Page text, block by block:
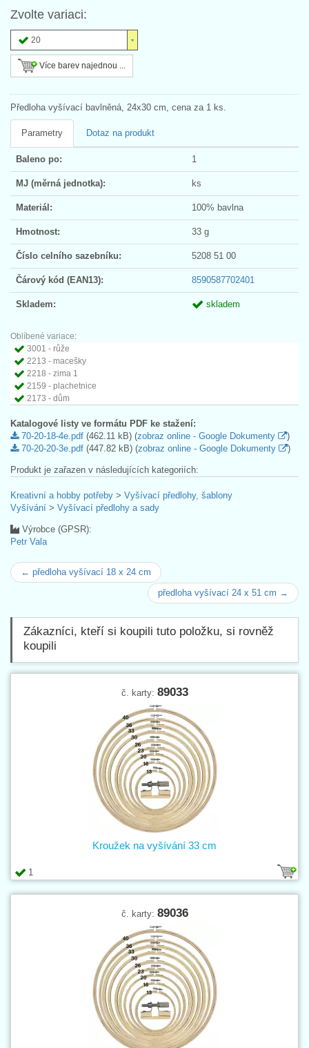
Zvolte variaci:
20
Více barev najednou ...
Předloha vyšívací bavlněná, 24x30 cm, cena za 1 ks.
Parametry Dotaz na produkt
Baleno po: 1
MJ (měrná jednotka): ks
Materiál: 100% bavlna
Hmotnost: 33 g
Číslo celního sazebníku: 5208 51 00
Čárový kód (EAN13): 8590587702401
Skladem: skladem
Oblíbené variace:
3001 - růže
2213 - macešky
2218 - zima 1
2159 - plachetnice
2173 - dům
Katalogové listy ve formátu PDF ke stažení:
70-20-18-4e.pdf (462.11 kB) (zobraz online - Google Dokumenty
)
70-20-20-3e.pdf (447.82 kB) (zobraz online - Google Dokumenty )
Produkt je zařazen v následujících kategoriích:
Kreativní a hobby potřeby > Vyšívací předlohy, šablony
Vyšívání > Vyšívací předlohy a sady
Výrobce (GPSR):
Petr Vala
← předloha vyšívací 18 x 24 cm
předloha vyšívací 24 x 51 cm →
Zákazníci, kteří si koupili tuto položku, si rovněž
koupili
č. karty: 89033
1
Kroužek na vyšívání 33 cm
č. karty: 89036